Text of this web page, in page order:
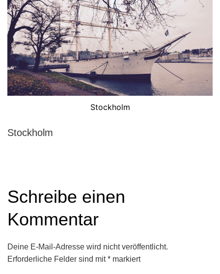
Stockholm
Stockholm
Schreibe einen
Kommentar
Deine E-Mail-Adresse wird nicht veröffentlicht.
Erforderliche Felder sind mit* markiert